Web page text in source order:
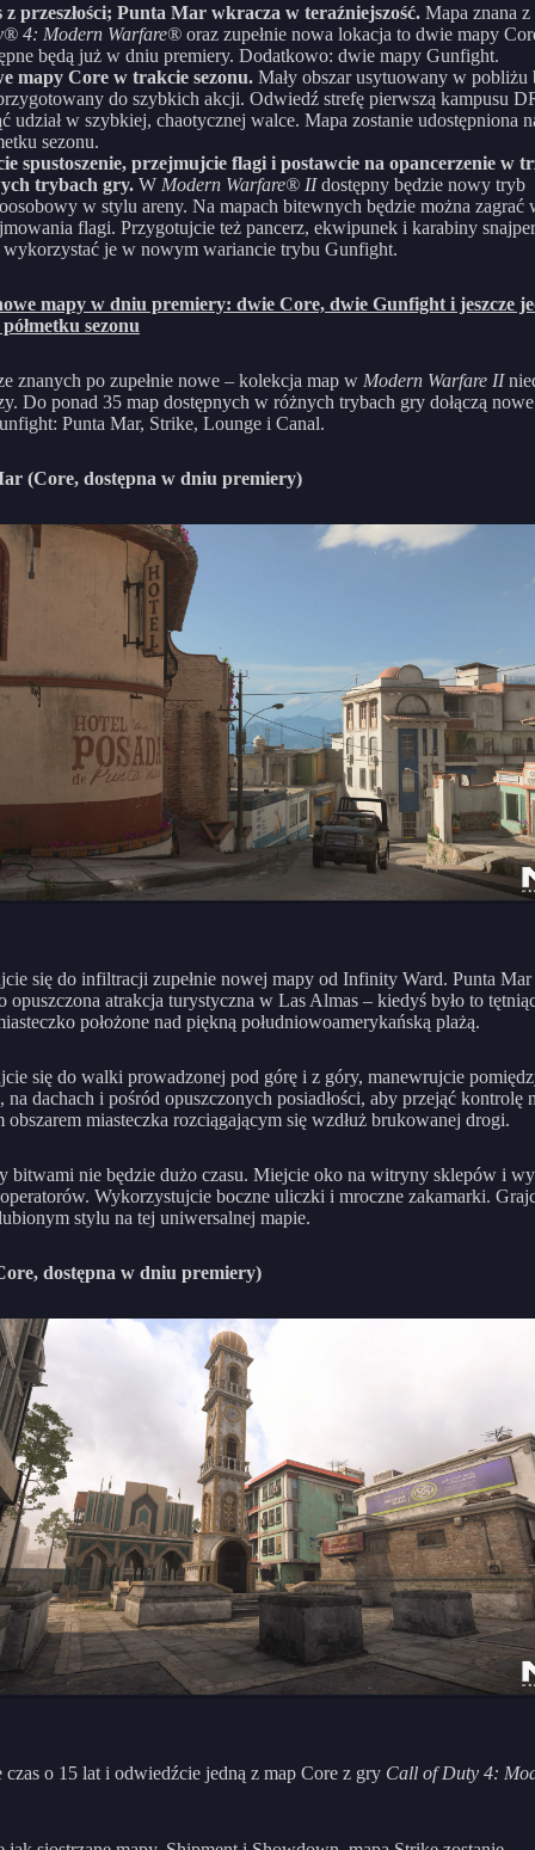
z przeszłości; Punta Mar wkracza w teraźniejszość. Mapa znana z
4: Modern Warfare® oraz zupełnie nowa lokacja to dwie mapy
będą już w dniu premiery. Dodatkowo: dwie mapy Gunfight.
mapy Core w trakcie sezonu. Mały obszar usytuowany w pobliżu
do szybkich akcji. Odwiedź strefę pierwszą kampusu
udział w szybkiej, chaotycznej walce. Mapa zostanie udostępniona
sezonu.
spustoszenie, przejmujcie flagi i postawcie na opancerzenie w
trybach gry. W Modern Warfare® IIdostępny będzie nowy tryb
w stylu areny. Na mapach bitewnych będzie można zagrać
flagi. Przygotujcie też pancerz, ekwipunek i karabiny
wykorzystać je w nowym wariancie trybu Gunfight.
mapy w dniu premiery: dwie Core, dwie Gunfight i jeszcze
sezonu
znanych po zupełnie nowe – kolekcja map w Modern Warfare II
Do ponad 35 map dostępnych w różnych trybach gry dołączą
Punta Mar, Strike, Lounge i Canal.
(Core, dostępna w dniu premiery)
się do infiltracji zupełnie nowej mapy od Infinity Ward. Punta Mar
opuszczona atrakcja turystyczna w Las Almas – kiedyś było to
położone nad piękną południowoamerykańską plażą.
się do walki prowadzonej pod górę i z góry, manewrujcie
na dachach i pośród opuszczonych posiadłości, aby przejąć kontrolę
obszarem miasteczka rozciągającym się wzdłuż brukowanej drogi.
bitwami nie będzie dużo czasu. Miejcie oko na witryny sklepów i
Wykorzystujcie boczne uliczki i mroczne zakamarki.
stylu na tej uniwersalnej mapie.
dostępna w dniu premiery)
o 15 lat i odwiedźcie jedną z map Core z gry Call of Duty 4: